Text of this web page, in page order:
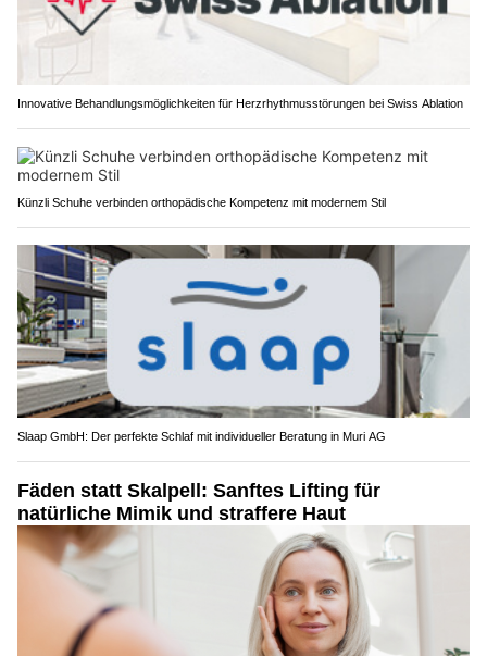
Innovative Behandlungsmöglichkeiten für Herzrhythmusstörungen bei Swiss Ablation
Künzli Schuhe verbinden orthopädische Kompetenz mit modernem Stil
Slaap GmbH: Der perfekte Schlaf mit individueller Beratung in Muri AG
Fäden statt Skalpell: Sanftes Lifting für
natürliche Mimik und straffere Haut